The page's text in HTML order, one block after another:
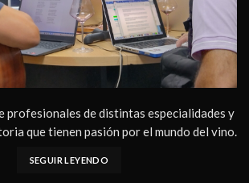
profesionales de distintas especialidades y
que tienen pasión por el mundo del vino.
SEGUIR LEYENDO